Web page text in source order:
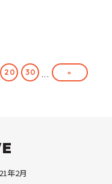
20 30 ... »
年2月